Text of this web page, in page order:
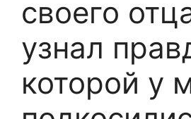
своего
узнал
которой у